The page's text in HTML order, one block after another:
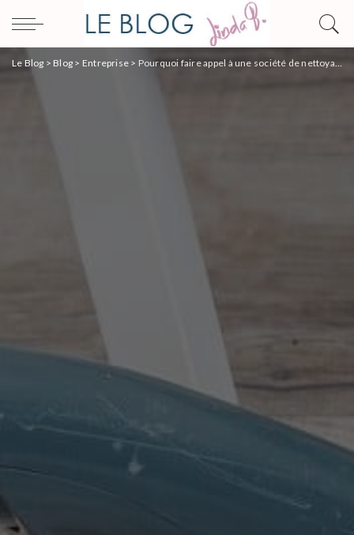
Le Blog > Blog > Entreprise > Pourquoi faire appel à une société de nettoyage pour ses locaux ?